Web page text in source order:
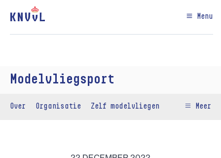
Menu
Modelvliegsport
Over Organisatie Zelf modelvliegen Meer